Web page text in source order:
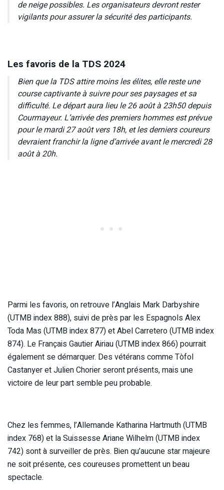
de neige possibles. Les organisateurs devront rester
vigilants pour assurer la sécurité des participants.
Les favoris de la TDS 2024
Bien que la TDS attire moins les élites, elle reste une
course captivante à suivre pour ses paysages et sa
difficulté. Le départ aura lieu le 26 août à 23h50 depuis
Courmayeur. L’arrivée des premiers hommes est prévue
pour le mardi 27 août vers 18h, et les derniers coureurs
devraient franchir la ligne d’arrivée avant le mercredi 28
août à 20h.
Parmi les favoris, on retrouve l’Anglais Mark Darbyshire
(UTMB index 888), suivi de près par les Espagnols Alex
Toda Mas (UTMB index 877) et Abel Carretero (UTMB index
874). Le Français Gautier Airiau (UTMB index 866) pourrait
également se démarquer. Des vétérans comme Tòfol
Castanyer et Julien Chorier seront présents, mais une
victoire de leur part semble peu probable.
Chez les femmes, l’Allemande Katharina Hartmuth (UTMB
index 768) et la Suissesse Ariane Wilhelm (UTMB index
742) sont à surveiller de près. Bien qu’aucune star majeure
ne soit présente, ces coureuses promettent un beau
spectacle.